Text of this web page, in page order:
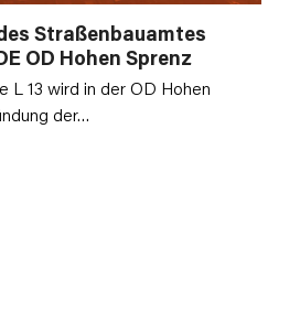
Straßenbauamtes
OD Hohen Sprenz
L 13 wird in der OD Hohen
der…